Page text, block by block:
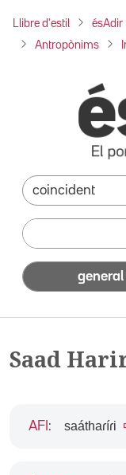
Llibre d'estil ésAdir
Antropònims
general
Saad
AFI : saáthaɾíɾi